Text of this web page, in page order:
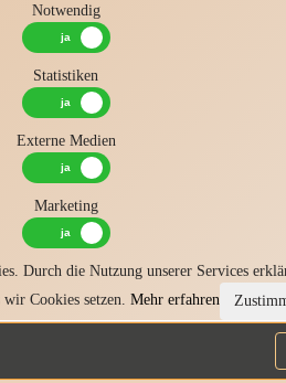
Notwendig
Statistiken
Externe Medien
Marketing
Durch die Nutzung unserer Services
wir Cookies setzen. Mehr erfahren